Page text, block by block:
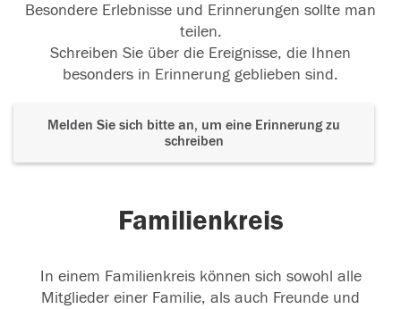
Besondere Erlebnisse und Erinnerungen sollte man
teilen.
Schreiben Sie über die Ereignisse, die Ihnen
besonders in Erinnerung geblieben sind.
Melden Sie sich bitte an, um eine Erinnerung zu
schreiben
Familienkreis
In einem Familienkreis können sich sowohl alle
Mitglieder einer Familie, als auch Freunde und